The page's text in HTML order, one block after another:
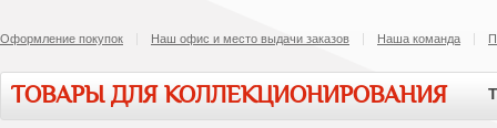
Оформление покупок Наш офис и место выдачи заказов Наша команда
ТОВАРЫ ДЛЯ КОЛЛЕКЦИОНИРОВАНИЯ